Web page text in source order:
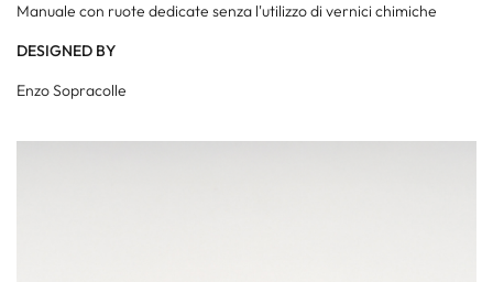
Manuale con ruote dedicate senza l'utilizzo di vernici chimiche
DESIGNED BY
Enzo Sopracolle